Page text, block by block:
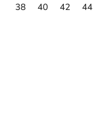
38 40 42 44